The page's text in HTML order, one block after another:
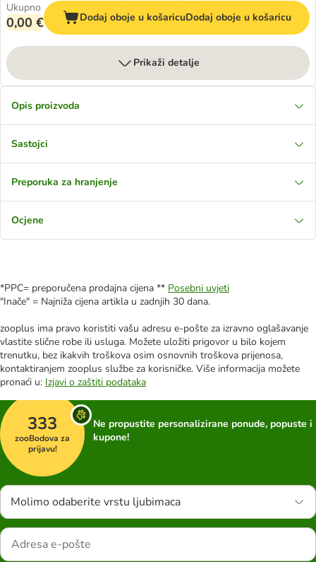
Ukupno
0,00 € Dodaj oboje u košaricuDodaj oboje u košaricu
Prikaži detalje
Opis proizvoda
Sastojci
Preporuka za hranjenje
Ocjene
*PPC= preporučena prodajna cijena ** Posebni uvjeti
"Inače" = Najniža cijena artikla u zadnjih 30 dana.
zooplus ima pravo koristiti vašu adresu e-pošte za izravno oglašavanje
vlastite slične robe ili usluga. Možete uložiti prigovor u bilo kojem
trenutku, bez ikakvih troškova osim osnovnih troškova prijenosa,
kontaktiranjem zooplus službe za korisničke. Više informacija možete
pronaći u: Izjavi o zaštiti podataka
333
zooBodova za
prijavu!
Ne propustite personalizirane ponude, popuste i
kupone!
Molimo odaberite vrstu ljubimaca